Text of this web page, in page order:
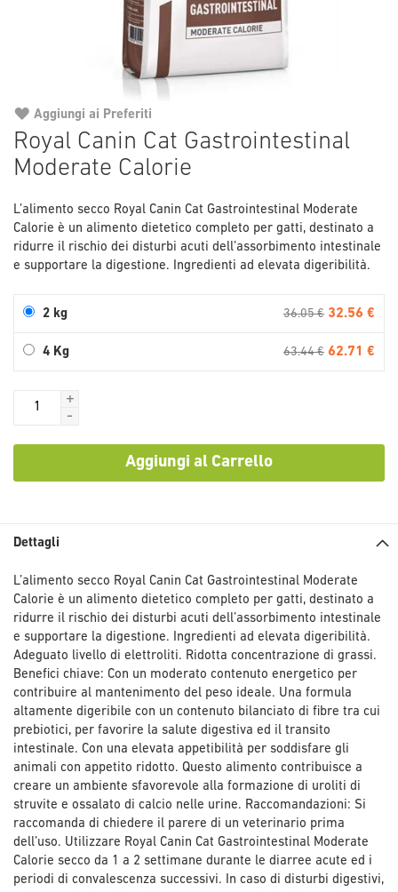
Royal Canin Cat Gastrointestinal
Moderate Calorie
L’alimento secco Royal Canin Cat Gastrointestinal Moderate
Calorie è un alimento dietetico completo per gatti, destinato a
ridurre il rischio dei disturbi acuti dell’assorbimento intestinale
e supportare la digestione. Ingredienti ad elevata digeribilità.
2 kg 36.05 € 32.56 €
4 Kg 63.44 € 62.71 €
+
-
Aggiungi al Carrello
Aggiungi ai Preferiti
all'inizio
della
di
immagini
Dettagli
L’alimento secco Royal Canin Cat Gastrointestinal Moderate
Calorie è un alimento dietetico completo per gatti, destinato a
ridurre il rischio dei disturbi acuti dell’assorbimento intestinale
e supportare la digestione. Ingredienti ad elevata digeribilità.
Adeguato livello di elettroliti. Ridotta concentrazione di grassi.
Benefici chiave: Con un moderato contenuto energetico per
contribuire al mantenimento del peso ideale. Una formula
altamente digeribile con un contenuto bilanciato di fibre tra cui
prebiotici, per favorire la salute digestiva ed il transito
intestinale. Con una elevata appetibilità per soddisfare gli
animali con appetito ridotto. Questo alimento contribuisce a
creare un ambiente sfavorevole alla formazione di uroliti di
struvite e ossalato di calcio nelle urine. Raccomandazioni: Si
raccomanda di chiedere il parere di un veterinario prima
dell’uso. Utilizzare Royal Canin Cat Gastrointestinal Moderate
Calorie secco da 1 a 2 settimane durante le diarree acute ed i
periodi di convalescenza successivi. In caso di disturbi digestivi,